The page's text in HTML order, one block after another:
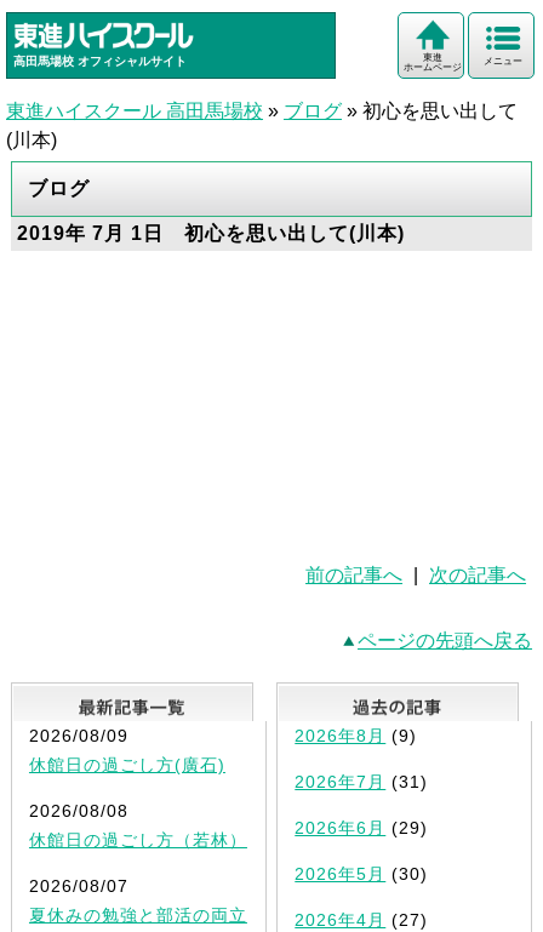
高田馬場校 オフィシャルサイト メニュー
東進
ホームページ
東進ハイスクール 高田馬場校 » ブログ » 初心を思い出して
(川本)
ブログ
2019年 7月 1日 初心を思い出して(川本)
前の記事へ 次の記事へ
ページの先頭へ戻る
最新記事一覧
2026/08/09
休館日の過ごし方(廣石)
2026/08/08
休館日の過ごし方（若林）
2026/08/07
夏休みの勉強と部活の両立
2026年8月 (9)
2026年7月 (31)
2026年6月 (29)
2026年5月 (30)
2026年4月 (27)